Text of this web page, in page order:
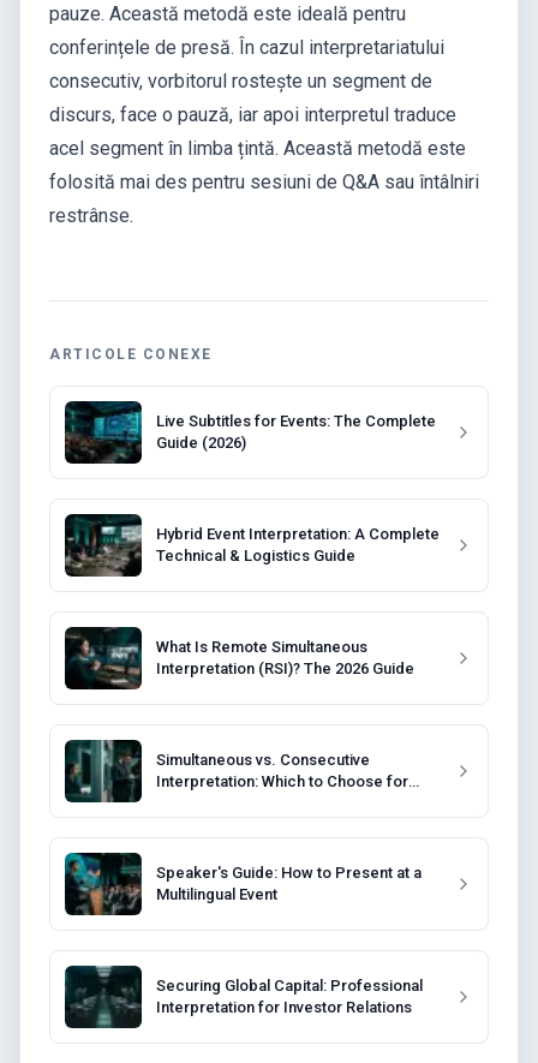
pauze. Această metodă este ideală pentru
conferințele de presă. În cazul interpretariatului
consecutiv, vorbitorul rostește un segment de
discurs, face o pauză, iar apoi interpretul traduce
acel segment în limba țintă. Această metodă este
folosită mai des pentru sesiuni de Q&A sau întâlniri
restrânse.
ARTICOLE CONEXE
Live Subtitles for Events: The Complete
Guide (2026)
Hybrid Event Interpretation: A Complete
Technical & Logistics Guide
What Is Remote Simultaneous
Interpretation (RSI)? The 2026 Guide
Simultaneous vs. Consecutive
Interpretation: Which to Choose for
Speaker's Guide: How to Present at a
Multilingual Event
Securing Global Capital: Professional
Interpretation for Investor Relations